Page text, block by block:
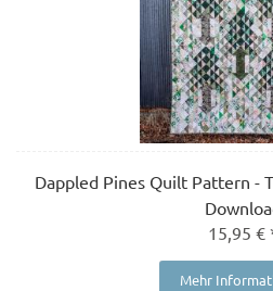
Dappled Pines Quilt Pattern -
15,95 €
Mehr